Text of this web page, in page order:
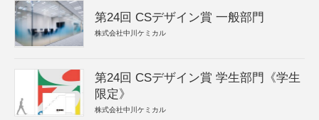
第24回 CSデザイン賞 一般部門
株式会社中川ケミカル
第24回 CSデザイン賞 学生部門《学生
限定》
株式会社中川ケミカル